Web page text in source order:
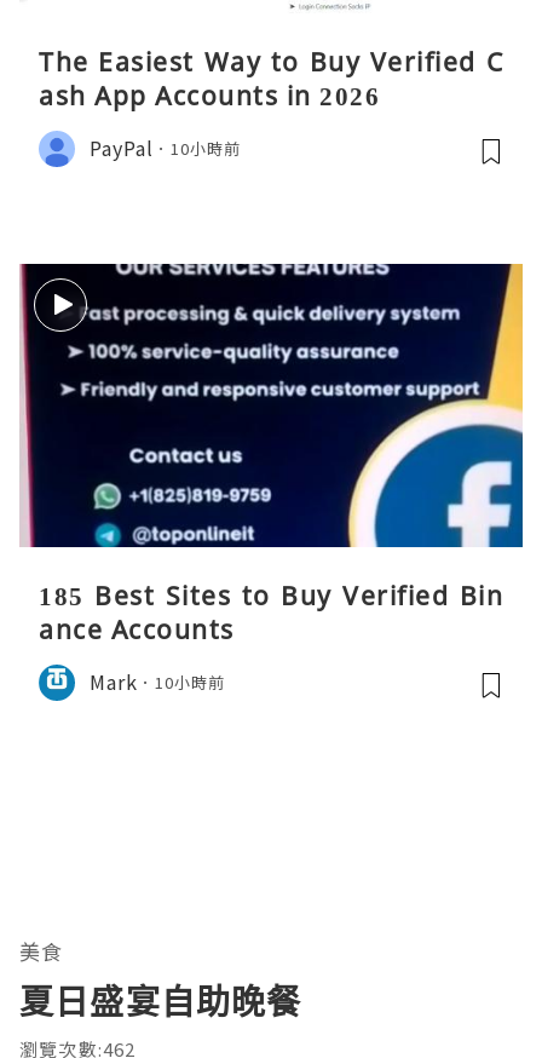
The Easiest Way to Buy Verified C
ash App Accounts in 2026
PayPal 10小時前
185 Best Sites to Buy Verified Bin
ance Accounts
Mark 10小時前
美食
夏日盛宴自助晚餐
瀏覽次數:462